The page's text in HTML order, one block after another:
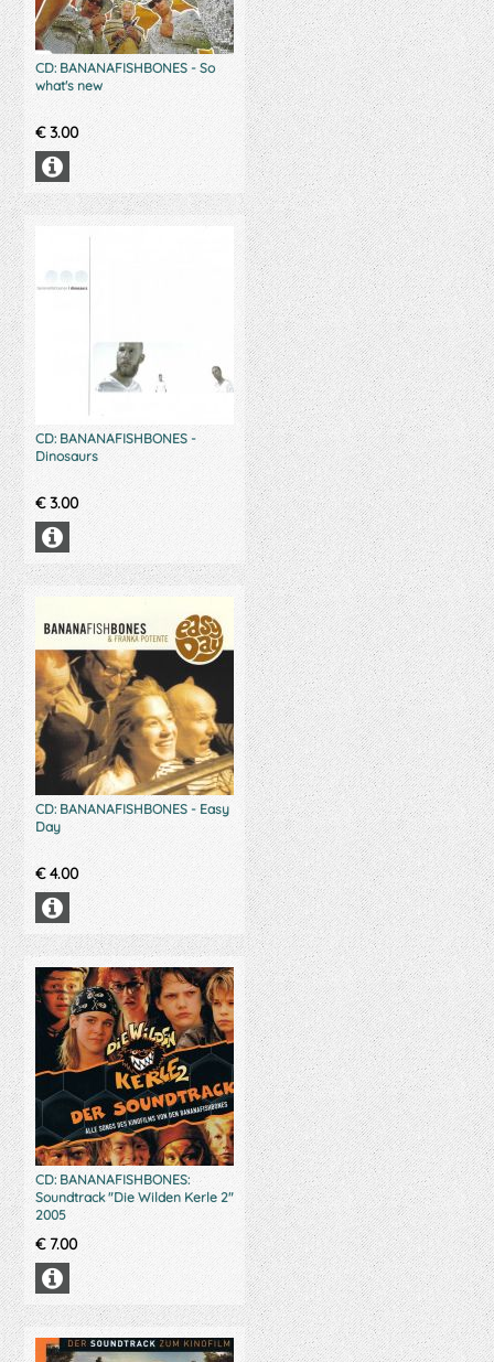
CD: BANANAFISHBONES - So
what's new
€3.00
CD: BANANAFISHBONES -
Dinosaurs
€3.00
CD: BANANAFISHBONES - Easy
Day
€4.00
CD: BANANAFISHBONES:
Soundtrack "Die Wilden Kerle 2"
2005
€7.00